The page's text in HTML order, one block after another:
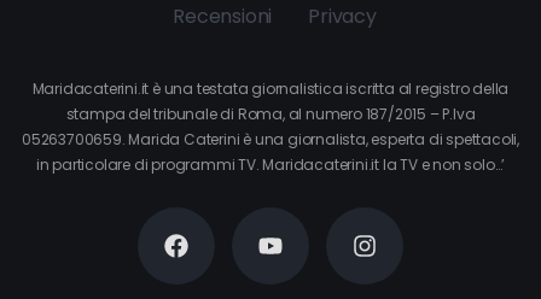
Recensioni Privacy
Maridacaterini.it è una testata giornalistica iscritta al registro della
stampa del tribunale di Roma, al numero 187/2015 – P.Iva
05263700659. Marida Caterini è una giornalista, esperta di spettacoli,
in particolare di programmi TV. Maridacaterini.it la TV e non solo…’